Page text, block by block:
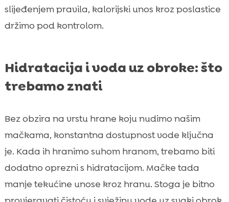
slijeđenjem pravila, kalorijski unos kroz poslastice
držimo pod kontrolom.
Hidratacija i voda uz obroke: što
trebamo znati
Bez obzira na vrstu hrane koju nudimo našim
mačkama, konstantna dostupnost vode ključna
je. Kada ih hranimo suhom hranom, trebamo biti
dodatno oprezni s hidratacijom. Mačke tada
manje tekućine unose kroz hranu. Stoga je bitno